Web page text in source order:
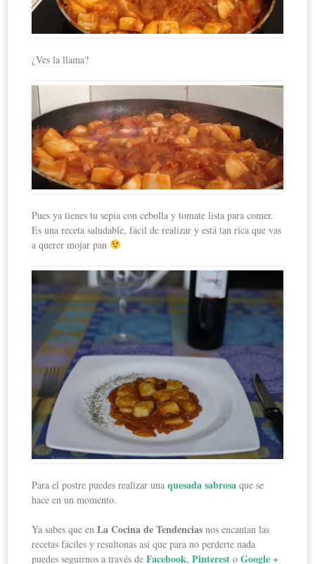
¿Ves la llama?
Pues ya tienes tu sepia con cebolla y tomate lista para comer.
Es una receta saludable, fácil de realizar y está tan rica que vas
a querer mojar pan
Para el postre puedes realizar una quesada sabrosa que se
hace en un momento.
Ya sabes que en La Cocina de Tendencias nos encantan las
recetas fáciles y resultonas así que para no perderte nada
puedes seguirnos a través de Facebook, Pinterest oGoogle +